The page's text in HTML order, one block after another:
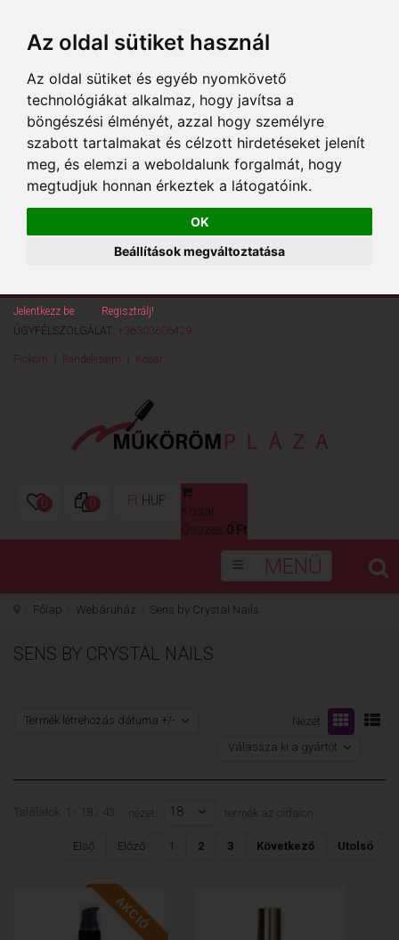
Az oldal sütiket használ
Az oldal sütiket és egyéb nyomkövető
technológiákat alkalmaz, hogy javítsa a
böngészési élményét, azzal hogy személyre
szabott tartalmakat és célzott hirdetéseket jelenít
meg, és elemzi a weboldalunk forgalmát, hogy
megtudjuk honnan érkeztek a látogatóink.
OK
Beállítások megváltoztatása
Jelentkezz be
Regisztrálj!
ÜGYFÉLSZOLGÁLAT: +36303606429
Fiókom Rendeléseim Kosár
0 0 Ft HUF
Kosár
Összes: 0 Ft
MENÜ
Főlap Webáruház Sens by Crystal Nails
SENS BY CRYSTAL NAILS
Nézet:
Termék létrehozás dátuma +/-
Válassza ki a gyártót
Találatok: 1 - 18 / 43 nézet: 18 termék az oldalon
Első Előző 1 2 3 Következő Utolsó
AKCIÓ